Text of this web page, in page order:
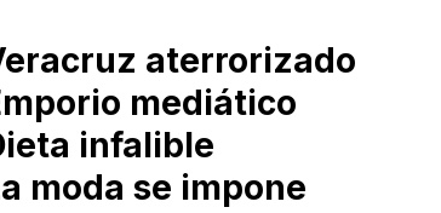
aterrorizado
mediático
infalible
moda se impone